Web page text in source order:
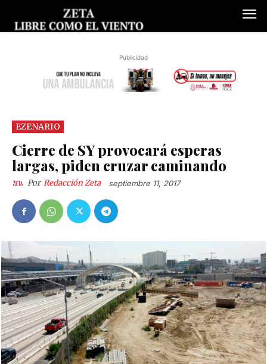
Publicidad
EZENARIO
Cierre de SY provocará esperas
largas, piden cruzar caminando
Por Redacción Zeta septiembre 11, 2017